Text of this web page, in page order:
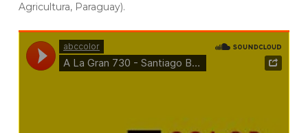
Agricultura, Paraguay).